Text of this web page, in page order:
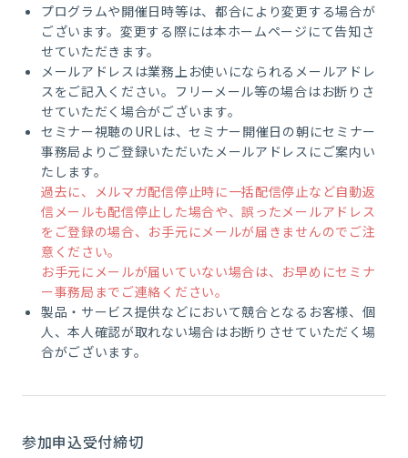
プログラムや開催日時等は、都合により変更する場合が
ございます。変更する際には本ホームページにて告知さ
せていただきます。
メールアドレスは業務上お使いになられるメールアドレ
スをご記入ください。フリーメール等の場合はお断りさ
せていただく場合がございます。
セミナー視聴のURLは、セミナー開催日の朝にセミナー
事務局よりご登録いただいたメールアドレスにご案内い
たします。
過去に、メルマガ配信停止時に一括配信停止など自動返
信メールも配信停止した場合や、誤ったメールアドレス
をご登録の場合、お手元にメールが届きませんのでご注
意ください。
お手元にメールが届いていない場合は、お早めにセミナ
ー事務局までご連絡ください。
製品・サービス提供などにおいて競合となるお客様、個
人、本人確認が取れない場合はお断りさせていただく場
合がございます。
参加申込受付締切